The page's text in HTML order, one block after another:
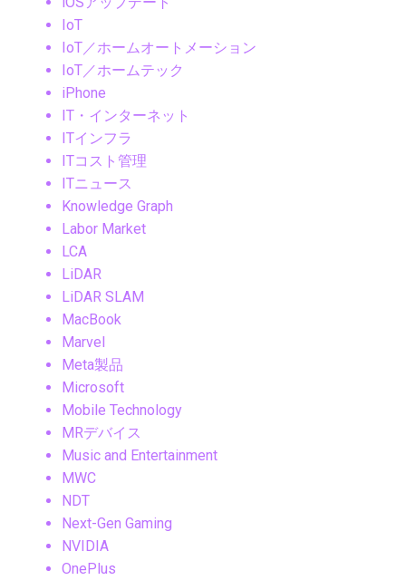
IoT
IoT／ホームオートメーション
IoT／ホームテック
iPhone
IT・インターネット
ITインフラ
ITコスト管理
ITニュース
Knowledge Graph
Labor Market
LCA
LiDAR
LiDAR SLAM
MacBook
Marvel
Meta製品
Microsoft
Mobile Technology
MRデバイス
Music and Entertainment
MWC
NDT
Next-Gen Gaming
NVIDIA
OnePlus